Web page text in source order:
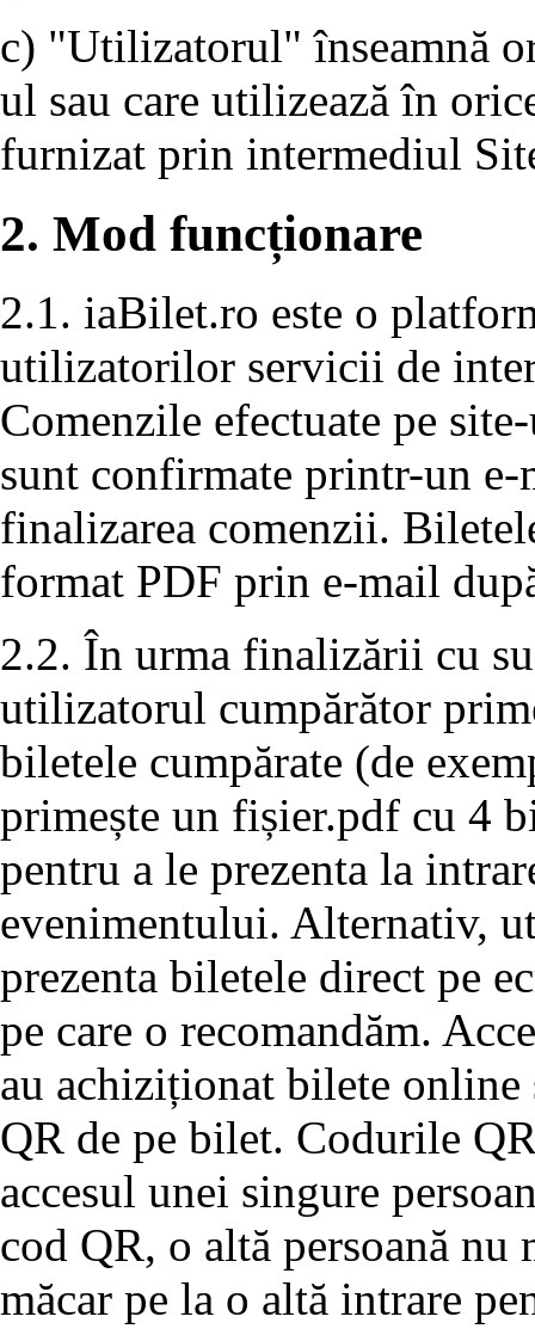
c) "Utilizatorul" înseamnă
ul sau care utilizează în
furnizat prin intermediul
2. Mod funcționare
2.1. iaBilet.ro este o
utilizatorilor servicii de
Comenzile efectuate pe
sunt confirmate printr-un
finalizarea comenzii.
format PDF prin e-mail
2.2. În urma finalizării cu
utilizatorul cumpărător
biletele cumpărate (de
primește un fișier.pdf cu 4
pentru a le prezenta la
evenimentului. Alternativ,
prezenta biletele direct pe
pe care o recomandăm.
au achiziționat bilete online
QR de pe bilet. Codurile
accesul unei singure
cod QR, o altă persoană nu
măcar pe la o altă intrare